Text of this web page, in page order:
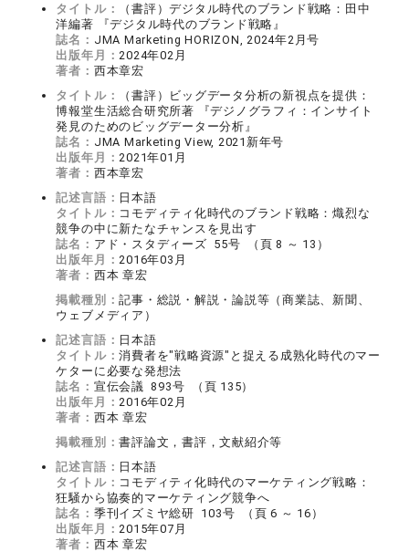
タイトル：
（書評）デジタル時代のブランド戦略：田中
洋編著 『デジタル時代のブランド戦略』
誌名： JMA Marketing HORIZON, 2024年2月号
出版年月： 2024年02月
著者： 西本章宏
タイトル：
（書評）ビッグデータ分析の新視点を提供：
博報堂生活総合研究所著 『デジノグラフィ：インサイト
発見のためのビッグデーター分析』
誌名： JMA Marketing View, 2021新年号
出版年月： 2021年01月
著者： 西本章宏
記述言語： 日本語
タイトル： コモディティ化時代のブランド戦略：熾烈な
競争の中に新たなチャンスを見出す
誌名： アド・スタディーズ 55号 （頁 8 ～ 13）
出版年月： 2016年03月
著者： 西本 章宏
掲載種別：記事・総説・解説・論説等（商業誌、新聞、
ウェブメディア）
記述言語： 日本語
タイトル：消費者を"戦略資源"と捉える成熟化時代のマー
ケターに必要な発想法
誌名： 宣伝会議 893号 （頁 135）
出版年月： 2016年02月
著者： 西本 章宏
掲載種別：書評論文，書評，文献紹介等
記述言語： 日本語
タイトル： コモディティ化時代のマーケティング戦略：
狂騒から協奏的マーケティング競争へ
誌名： 季刊イズミヤ総研 103号 （頁 6 ～ 16）
出版年月： 2015年07月
著者： 西本 章宏